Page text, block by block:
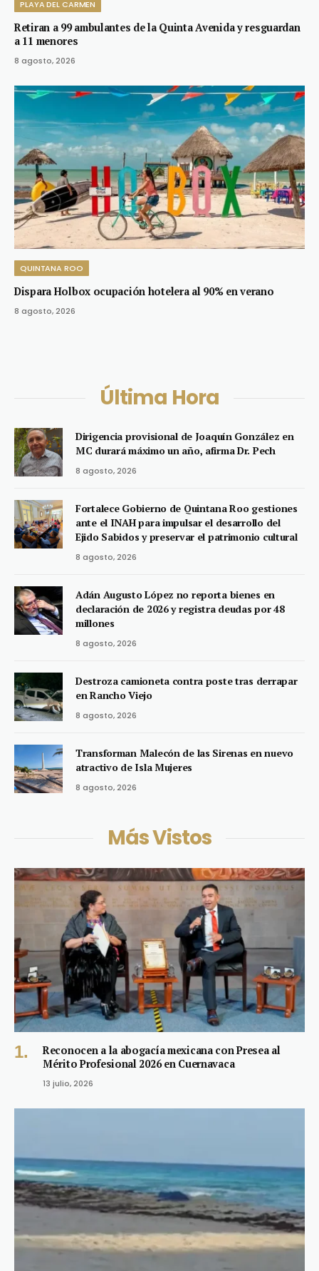
PLAYA DEL CARMEN
Retiran a 99 ambulantes de la Quinta Avenida y resguardan
a 11 menores
8 agosto, 2026
QUINTANA ROO
Dispara Holbox ocupación hotelera al 90% en verano
8 agosto, 2026
Última Hora
Dirigencia provisional de Joaquín González en
MC durará máximo un año, afirma Dr. Pech
8 agosto, 2026
Fortalece Gobierno de Quintana Roo gestiones
ante el INAH para impulsar el desarrollo del
Ejido Sabidos y preservar el patrimonio cultural
8 agosto, 2026
Adán Augusto López no reporta bienes en
declaración de 2026 y registra deudas por 48
millones
8 agosto, 2026
Destroza camioneta contra poste tras derrapar
en Rancho Viejo
8 agosto, 2026
Transforman Malecón de las Sirenas en nuevo
atractivo de Isla Mujeres
8 agosto, 2026
Más Vistos
Reconocen a la abogacía mexicana con Presea al
Mérito Profesional 2026 en Cuernavaca
13 julio, 2026